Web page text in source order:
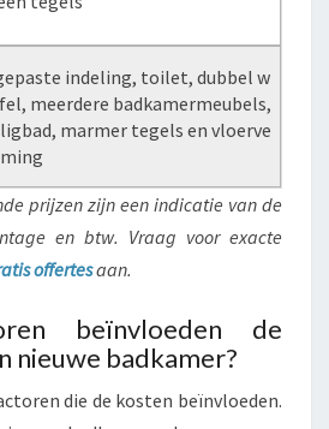
indeling, toilet, dubbel w
meerdere badkamermeubels,
marmer tegels en vloerve
prijzen zijn een indicatie van de
en btw. Vraag voor exacte
offertesaan.
beïnvloeden de
nieuwe badkamer?
die de kosten beïnvloeden.